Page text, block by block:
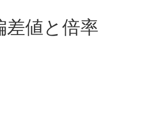
差値と倍率